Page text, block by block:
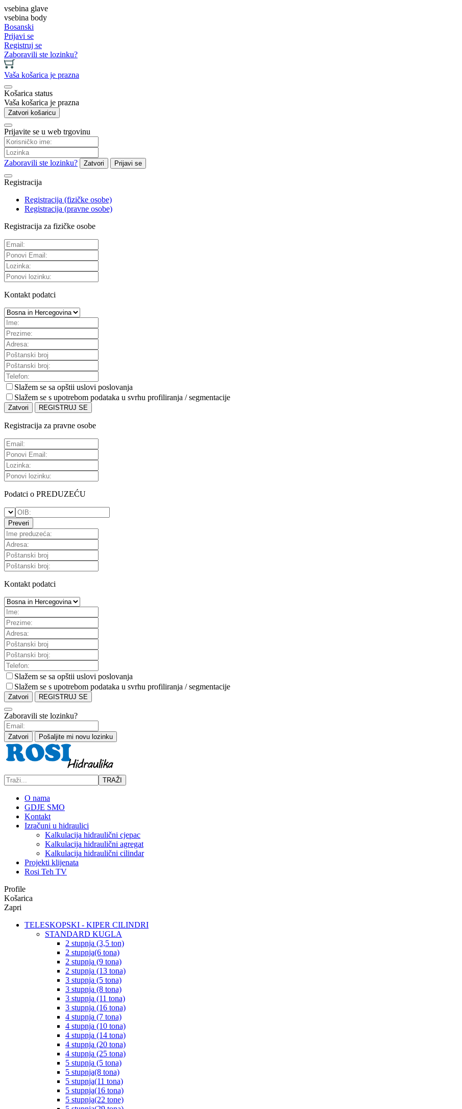
vsebina glave
vsebina body
Bosanski
Prijavi se
Registruj se
Zaboravili ste lozinku?
Vaša košarica je prazna
Košarica status
Vaša košarica je prazna
Zatvori košaricu
Prijavite se u web trgovinu
Zaboravili ste lozinku? Zatvori Prijavi se
Registracija
Registracija (fizičke osobe)
Registracija (pravne osobe)
Registracija za fizičke osobe
Kontakt podatci
Slažem se sa opštii uslovi poslovanja
Slažem se s upotrebom podataka u svrhu profiliranja / segmentacije
Zatvori REGISTRUJ SE
Registracija za pravne osobe
Podatci o PREDUZEĆU
Preveri
Kontakt podatci
Slažem se sa opštii uslovi poslovanja
Slažem se s upotrebom podataka u svrhu profiliranja / segmentacije
Zatvori REGISTRUJ SE
Zaboravili ste lozinku?
Zatvori Pošaljite mi novu lozinku
TRAŽI
O nama
GDJE SMO
Kontakt
Izračuni u hidraulici
Kalkulacija hidraulični cjepac
Kalkulacija hidraulični agregat
Kalkulacija hidraulični cilindar
Projekti klijenata
Rosi Teh TV
Profile
Košarica
Zapri
TELESKOPSKI - KIPER CILINDRI
STANDARD KUGLA
2 stupnja (3,5 ton)
2 stupnja(6 tona)
2 stupnja (9 tona)
2 stupnja (13 tona)
3 stupnja (5 tona)
3 stupnja (8 tona)
3 stupnja (11 tona)
3 stupnja (16 tona)
4 stupnja (7 tona)
4 stupnja (10 tona)
4 stupnja (14 tona)
4 stupnja (20 tona)
4 stupnja (25 tona)
5 stupnja (5 tona)
5 stupnja(8 tona)
5 stupnja(11 tona)
5 stupnja(16 tona)
5 stupnja(22 tone)